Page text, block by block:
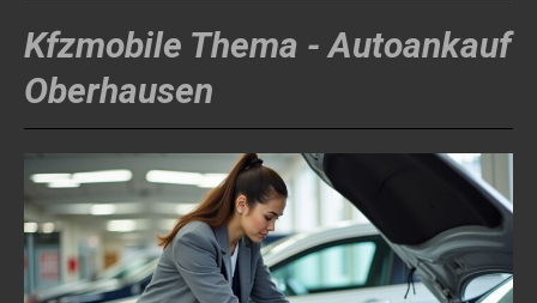
Kfzmobile Thema -Autoankauf
Oberhausen